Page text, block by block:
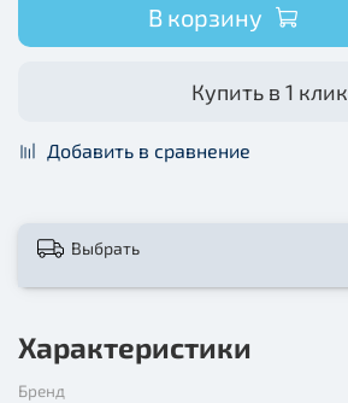
В корзину
Купить в 1 клик
Добавить в сравнение
Выбрать
Характеристики
Бренд